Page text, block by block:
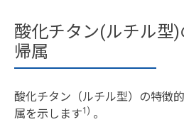
酸化チタン(ルチル型
帰属
酸化チタン（ルチル型）の特徴
属を示します1) 。